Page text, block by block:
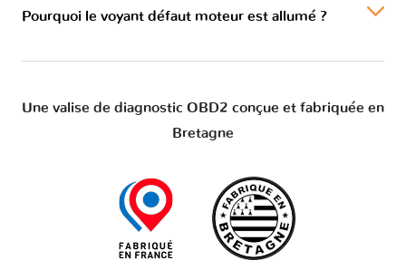
Pourquoi le voyant défaut moteur est allumé ?
Une valise de diagnostic OBD2 conçue et fabriquée en
Bretagne